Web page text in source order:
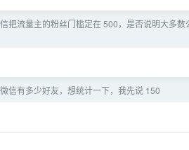
把流量主的粉丝门槛定在 500，是否说明大多数
信有多少好友，想统计一下，我先说 150